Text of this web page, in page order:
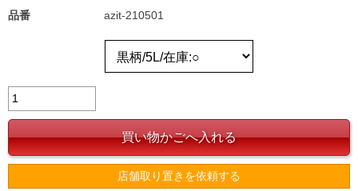
品番 azit-210501
店舗取り置きを依頼する